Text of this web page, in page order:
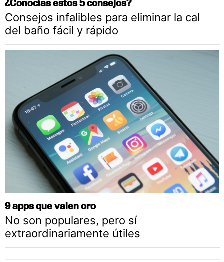
¿Conocías estos 5 consejos?
Consejos infalibles para eliminar la cal
del baño fácil y rápido
9 apps que valen oro
No son populares, pero sí
extraordinariamente útiles